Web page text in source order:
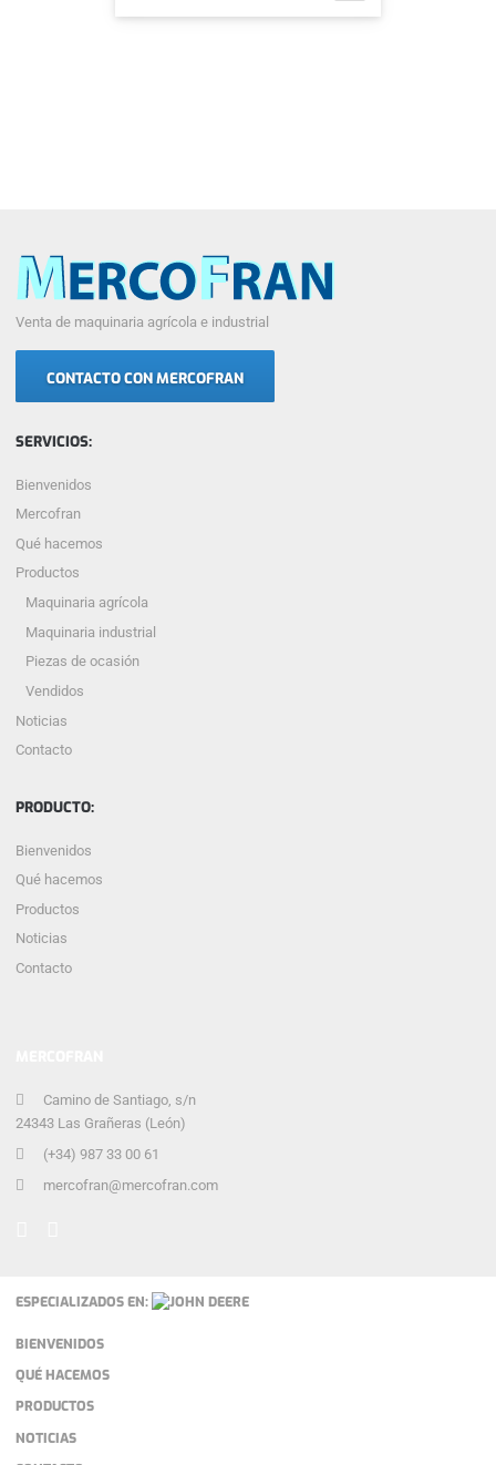
Camino de Santiago, s/n
24343 Las Grañeras (León)
(+34) 987 33 00 61
mercofran@mercofran.com
Venta de maquinaria agrícola e industrial
CONTACTO CON MERCOFRAN
SERVICIOS:
Bienvenidos
Mercofran
Qué hacemos
Productos
Maquinaria agrícola
Maquinaria industrial
Piezas de ocasión
Vendidos
Noticias
Contacto
PRODUCTO:
Bienvenidos
Qué hacemos
Productos
Noticias
Contacto
ESPECIALIZADOS EN:
BIENVENIDOS
QUÉ HACEMOS
PRODUCTOS
NOTICIAS